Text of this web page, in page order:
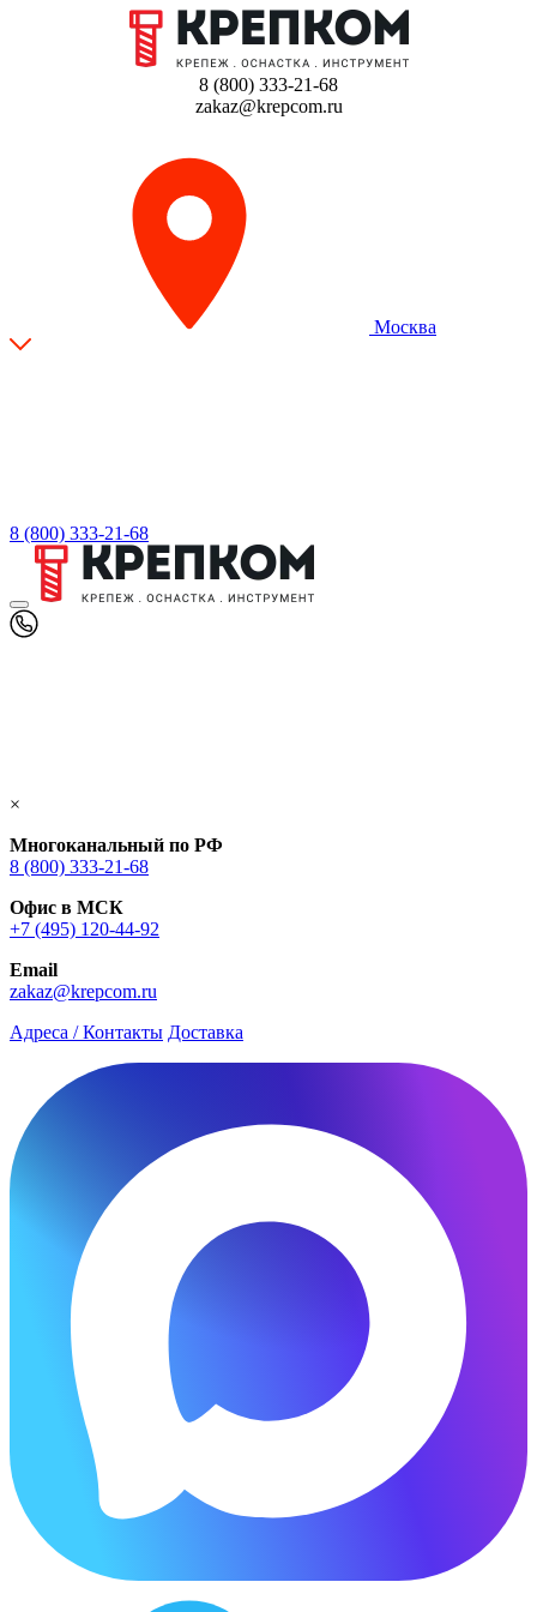
8 (800) 333-21-68
zakaz@krepcom.ru
Москва
8 (800) 333-21-68
×
Многоканальный по РФ
8 (800) 333‑21-68
Офис в МСК
+7 (495) 120-44-92
Email
zakaz@krepcom.ru
Адреса / Контакты Доставка